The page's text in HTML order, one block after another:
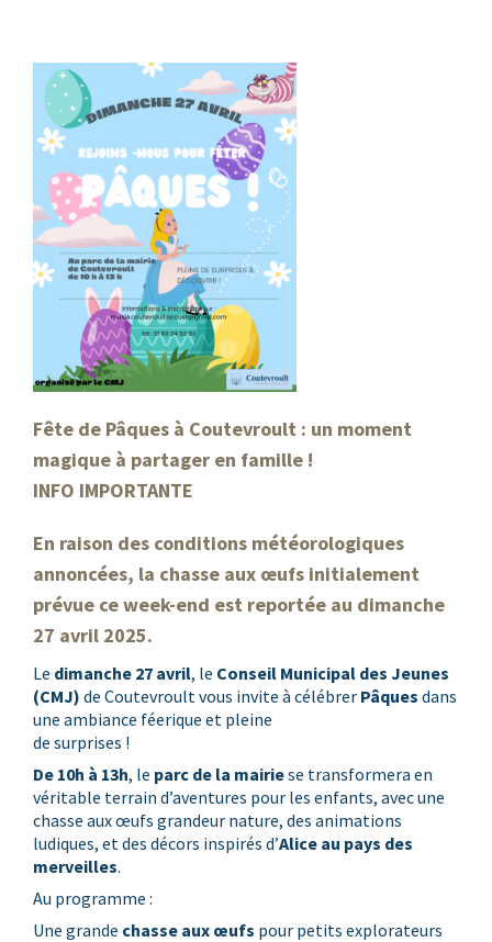
Fête de Pâques à Coutevroult : un moment
magique à partager en famille !
INFO IMPORTANTE
En raison des conditions météorologiques
annoncées, la chasse aux œufs initialement
prévue ce week-end est reportée au dimanche
27 avril 2025.
Le dimanche 27 avril, le Conseil Municipal des Jeunes
(CMJ) de Coutevroult vous invite à célébrer Pâques dans
une ambiance féerique et pleine
de surprises !
De 10h à 13h, le parc de la mairiese transformera en
véritable terrain d’aventures pour les enfants, avec une
chasse aux œufs grandeur nature, des animations
ludiques, et des décors inspirés d’Alice au pays des
merveilles.
Au programme :
Une grande chasse aux œufs pour petits explorateurs